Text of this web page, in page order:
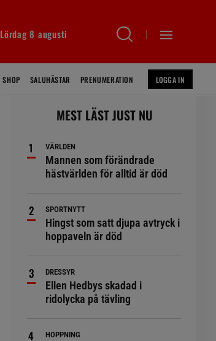
Lördag 8 augusti
SHOP SALUHÄSTAR PRENUMERATION LOGGA IN
MEST LÄST JUST NU
VÄRLDEN
Mannen som förändrade
hästvärlden för alltid är död
SPORTNYTT
Hingst som satt djupa avtryck i
hoppaveln är död
DRESSYR
Ellen Hedbys skadad i
ridolycka på tävling
HOPPNING